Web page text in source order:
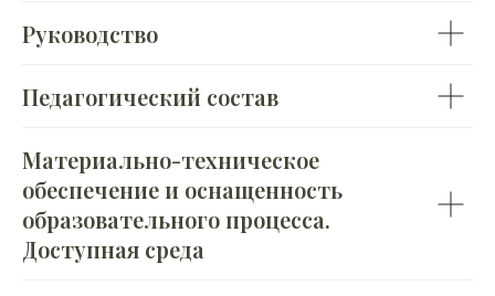
Руководство
Педагогический состав
Материально-техническое
обеспечение и оснащенность
образовательного процесса.
Доступная среда